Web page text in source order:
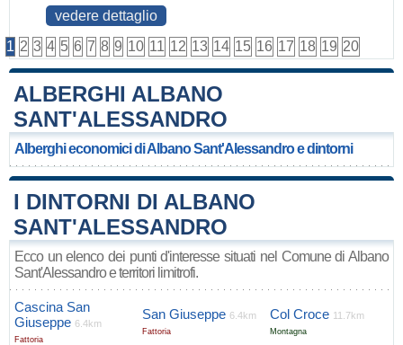
vedere dettaglio
1 2 3 4 5 6 7 8 9 10 11 12 13 14 15 16 17 18 19 20
ALBERGHI ALBANO
SANT'ALESSANDRO
Alberghi economici di Albano Sant'Alessandro e dintorni
I DINTORNI DI ALBANO
SANT'ALESSANDRO
Ecco un elenco dei punti d'interesse situati nel Comune di Albano
Sant'Alessandro e territori limitrofi.
Cascina San
Giuseppe 6.4km
Fattoria
San Giuseppe 6.4km
Fattoria
Col Croce 11.7km
Montagna